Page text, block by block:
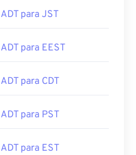
ADT para JST
ADT para EEST
ADT para CDT
ADT para PST
ADT para EST